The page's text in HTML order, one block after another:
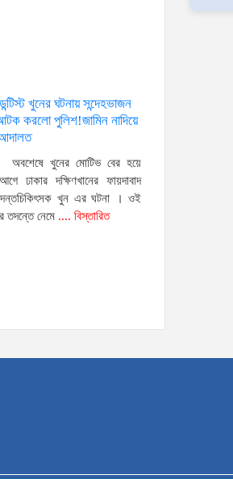
খুনের ঘটনায় সন্দেহভাজন
করলো পুলিশ!জামিন নাদিয়ে
আদালত
অবশেষে খুনের মোটিভ বের হয়ে
দক্ষিণখানের ফায়দাবাদ
খুন এর ঘটনা । ওই
তদন্তে নেমে.... বিস্তারিত